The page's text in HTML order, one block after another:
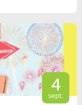
4
sept.